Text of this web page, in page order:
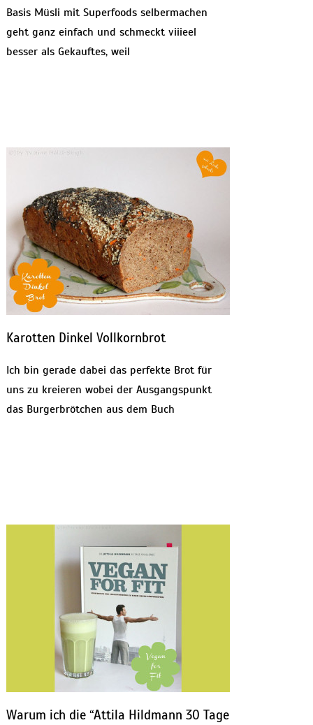
Basis Müsli mit Superfoods selbermachen
geht ganz einfach und schmeckt viiieel
besser als Gekauftes, weil
Karotten Dinkel Vollkornbrot
Ich bin gerade dabei das perfekte Brot für
uns zu kreieren wobei der Ausgangspunkt
das Burgerbrötchen aus dem Buch
Warum ich die “Attila Hildmann 30 Tage